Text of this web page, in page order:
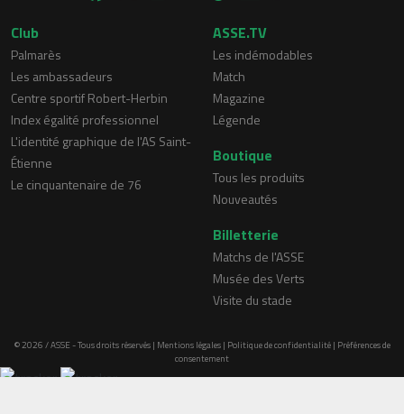
Club
Palmarès
Les ambassadeurs
Centre sportif Robert-Herbin
Index égalité professionnel
L'identité graphique de l'AS Saint-
Étienne
Le cinquantenaire de 76
ASSE.TV
Les indémodables
Match
Magazine
Légende
Boutique
Tous les produits
Nouveautés
Billetterie
Matchs de l'ASSE
Musée des Verts
Visite du stade
© 2026 / ASSE - Tous droits réservés | Mentions légales| Politique de confidentialité| Préférences de
consentement